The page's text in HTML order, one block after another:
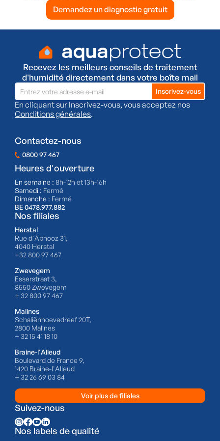
Demandez un diagnostic gratuit
Recevez les meilleurs conseils de traitement
d'humidité directement dans votre boîte mail
En cliquant sur Inscrivez-vous, vous acceptez nos
Conditions générales.
Contactez-nous
0800 97 467
Heures d'ouverture
En semaine : 8h-12h et 13h-16h
Samedi : Fermé
Dimanche : Fermé
BE 0478.977.882
Nos filiales
Herstal
Rue d'Abhooz 31,
4040 Herstal
+32 800 97 467
Zwevegem
Esserstraat 3,
8550 Zwevegem
+ 32 800 97 467
Malines
Schaliënhoevedreef 20T,
2800 Malines
+ 32 15 41 18 10
Braine-l'Alleud
Boulevard de France 9,
1420 Braine-l'Alleud
+ 32 26 69 03 84
Voir plus de filiales
Suivez-nous
Nos labels de qualité